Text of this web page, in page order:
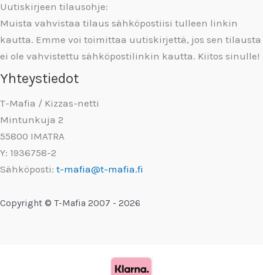
Uutiskirjeen tilausohje:
Muista vahvistaa tilaus sähköpostiisi tulleen linkin
kautta. Emme voi toimittaa uutiskirjettä, jos sen tilausta
ei ole vahvistettu sähköpostilinkin kautta. Kiitos sinulle!
Yhteystiedot
T-Mafia / Kizzas-netti
Mintunkuja 2
55800 IMATRA
Y: 1936758-2
Sähköposti: t-mafia@t-mafia.fi
Copyright © T-Mafia 2007 - 2026